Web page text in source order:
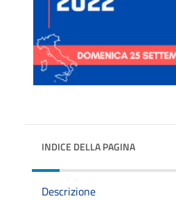
INDICE DELLA PAGINA
Descrizione